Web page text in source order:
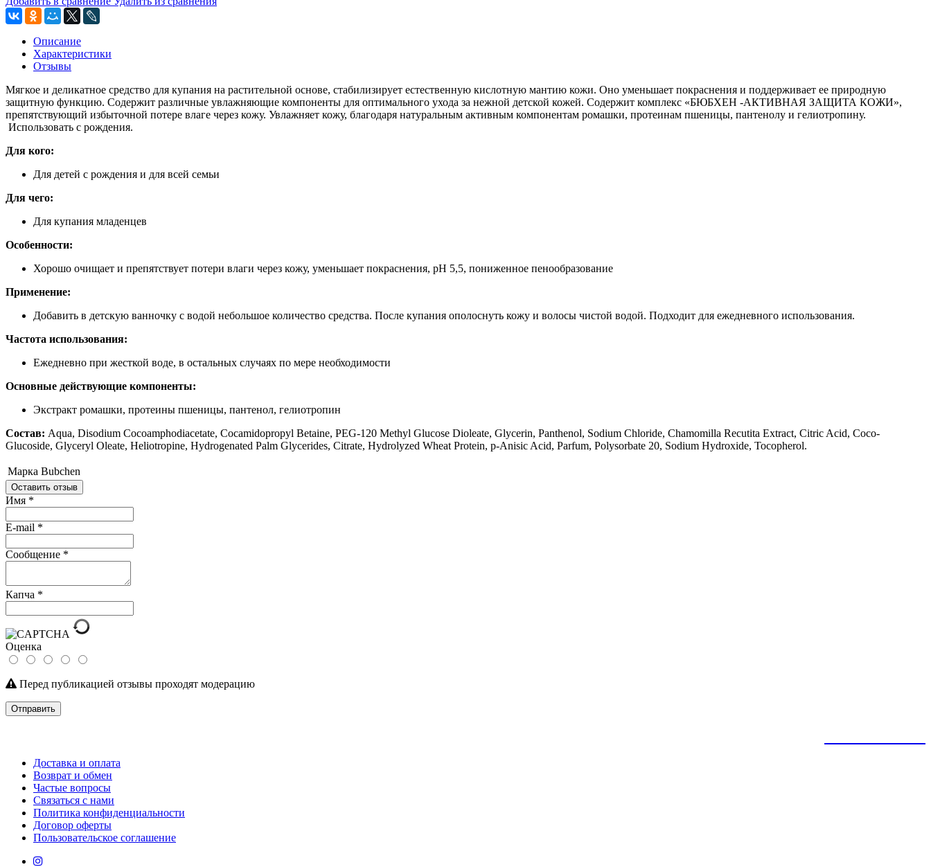
Описание
Характеристики
Отзывы
Мягкое и деликатное средство для купания на растительной основе, стабилизирует естественную кислотную мантию кожи. Оно уменьшает покраснения и поддерживает ее природную
защитную функцию. Содержит различные увлажняющие компоненты для оптимального ухода за нежной детской кожей. Содержит комплекс «БЮБХЕН -АКТИВНАЯ ЗАЩИТА КОЖИ»,
препятствующий избыточной потере влаге через кожу. Увлажняет кожу, благодаря натуральным активным компонентам ромашки, протеинам пшеницы, пантенолу и гелиотропину.
Использовать с рождения.
Для кого:
Для детей с рождения и для всей семьи
Для чего:
Для купания младенцев
Особенности:
Хорошо очищает и препятствует потери влаги через кожу, уменьшает покраснения, рН 5,5, пониженное пенообразование
Применение:
Добавить в детскую ванночку с водой небольшое количество средства. После купания ополоснуть кожу и волосы чистой водой. Подходит для ежедневного использования.
Частота использования:
Ежедневно при жесткой воде, в остальных случаях по мере необходимости
Основные действующие компоненты:
Экстракт ромашки, протеины пшеницы, пантенол, гелиотропин
Состав: Aqua, Disodium Cocoamphodiacetate, Cocamidopropyl Betaine, PEG-120 Methyl Glucose Dioleate, Glycerin, Panthenol, Sodium Chloride, Chamomilla Recutita Extract, Citric Acid, Coco-
Glucoside, Glyceryl Oleate, Heliotropine, Hydrogenated Palm Glycerides, Citrate, Hydrolyzed Wheat Protein, p-Anisic Acid, Parfum, Polysorbate 20, Sodium Hydroxide, Tocopherol.
Марка Bubchen
Оставить отзыв
Имя *
E-mail *
Сообщение *
Капча *
Оценка
Перед публикацией отзывы проходят модерацию
Отправить
Доставка и оплата
Возврат и обмен
Частые вопросы
Связаться с нами
Политика конфиденциальности
Договор оферты
Пользовательское соглашение